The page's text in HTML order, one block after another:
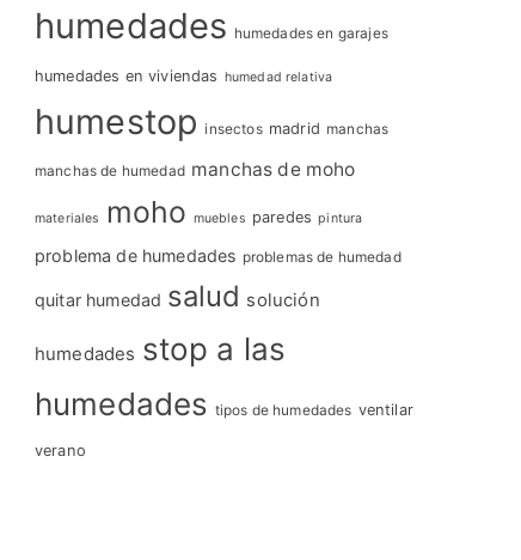
humedades humedades en garajes
humedades en viviendas humedad relativa
humestop insectos madrid manchas
manchas de humedad manchas de moho
materiales moho muebles paredes pintura
problema de humedades problemas de humedad
quitar humedad salud solución
humedades stop a las
humedades tipos de humedades ventilar
verano